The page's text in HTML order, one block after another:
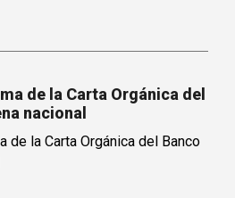
de la Carta Orgánica del
nacional